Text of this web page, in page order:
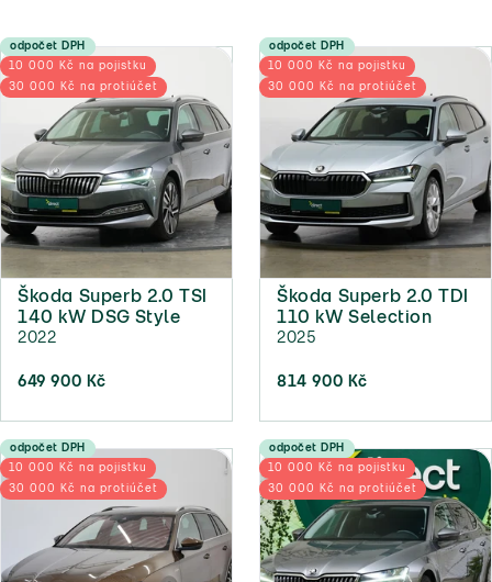
odpočet DPH
10 000 Kč na pojistku
30 000 Kč na protiúčet
Škoda Superb 2.0 TSI
140 kW DSG Style
2022
649 900 Kč
odpočet DPH
10 000 Kč na pojistku
30 000 Kč na protiúčet
Škoda Superb 2.0 TDI
110 kW Selection
2025
814 900 Kč
odpočet DPH
10 000 Kč na pojistku
30 000 Kč na protiúčet
odpočet DPH
10 000 Kč na pojistku
30 000 Kč na protiúčet